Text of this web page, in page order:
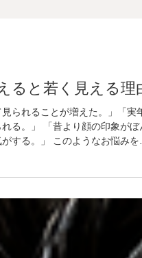
ると若く見える理由
られることが増えた。」「実年
くありません。 若く見えるた
もっと身近な部分で印象は変わり
『眉毛』 です。 眉毛は顔の印
パーツであり、整えるだけでも清
つながります。 今回は、なぜ